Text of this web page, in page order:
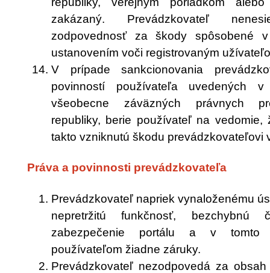
zakázaný. Prevádzkovateľ
zodpovednosť za škody spôsobené
ustanovením voči registrovaným
V prípade sankcionovania
povinností používateľa uvedených
všeobecne záväzných právnych
republiky, berie používateľ na
takto vzniknutú škodu prevádzkovateľovi
Práva a povinnosti prevádzkovateľa
Prevádzkovateľ napriek vynaloženému
nepretržitú funkčnosť, bezchybnú
zabezpečenie portálu a v tomto
používateľom žiadne záruky.
Prevádzkovateľ nezodpovedá za